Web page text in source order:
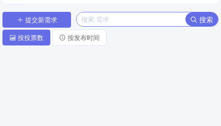
提交新需求 搜索
按投票数 按发布时间